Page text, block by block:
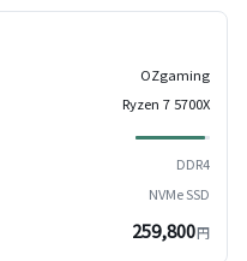
OZgaming
Ryzen 7 5700X
DDR4
NVMe SSD
259,800円